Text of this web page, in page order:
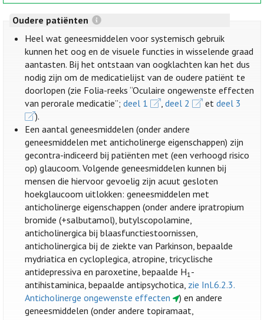
Oudere patiënten
Heel wat geneesmiddelen voor systemisch gebruik
kunnen het oog en de visuele functies in wisselende graad
aantasten. Bij het ontstaan van oogklachten kan het dus
nodig zijn om de medicatielijst van de oudere patiënt te
doorlopen (zie Folia-reeks “Oculaire ongewenste effecten
van perorale medicatie”;deel 1 ,deel 2 etdeel 3
).
Een aantal geneesmiddelen (onder andere
geneesmiddelen met anticholinerge eigenschappen) zijn
gecontra-indiceerd bij patiënten met (een verhoogd risico
op) glaucoom. Volgende geneesmiddelen kunnen bij
mensen die hiervoor gevoelig zijn acuut gesloten
hoekglaucoom uitlokken: geneesmiddelen met
anticholinerge eigenschappen (onder andere ipratropium
bromide (+salbutamol), butylscopolamine,
anticholinergica bij blaasfunctiestoornissen,
anticholinergica bij de ziekte van Parkinson, bepaalde
mydriatica en cycloplegica, atropine, tricyclische
antidepressiva en paroxetine, bepaalde H1-
antihistaminica, bepaalde antipsychotica, zie Inl.6.2.3.
Anticholinerge ongewenste effecten
) en andere
geneesmiddelen (onder andere topiramaat,